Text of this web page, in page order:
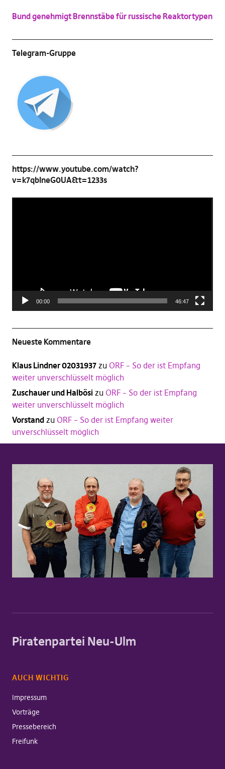
Bund genehmigt Brennstäbe für russische Reaktortypen
Telegram-Gruppe
https://www.youtube.com/watch?
v=k7qbIneG0UA&t=1233s
00:00 46:47
Neueste Kommentare
Klaus Lindner 02031937zu ORF – So der ist Empfang
weiter unverschlüsselt möglich
Zuschauer und Halbösi zu ORF – So der ist Empfang
weiter unverschlüsselt möglich
Vorstandzu ORF – So der ist Empfang weiter
unverschlüsselt möglich
Piratenpartei Neu-Ulm
AUCH WICHTIG
Impressum
Vorträge
Pressebereich
Freifunk